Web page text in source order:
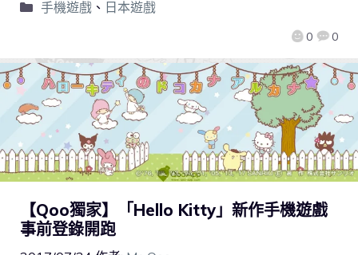
0 0
手機遊戲、 日本遊戲
【Qoo獨家】「Hello Kitty」新作手機遊戲
事前登錄開跑